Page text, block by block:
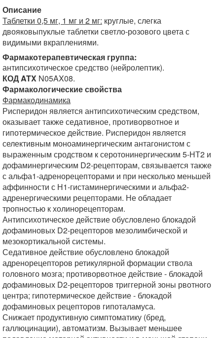
Описание
Таблетки 0,5 мг, 1 мг и 2 мг: круглые, слегка
двояковыпуклые таблетки светло-розового цвета с
видимыми вкраплениями.
Фармакотерапевтическая группа:
антипсихотическое средство (нейролептик).
КОД ATX N05AX08.
Фармакологические свойства
Фармакодинамика
Рисперидон является антипсихотическим средством,
оказывает также седативное, противорвотное и
гипотермическое действие. Рисперидон является
селективным моноаминергическим антагонистом с
выраженным сродством к серотонинергическим 5-НТ2 и
дофаминергическим D2-рецепторам, связывается также
с альфа1-адренорецепторами и при несколько меньшей
аффинности с Н1-гистаминергическими и альфа2-
адренергическими рецепторами. Не обладает
тропностью к холинорецепторам.
Антипсихотическое действие обусловлено блокадой
дофаминовых D2-рецепторов мезолимбической и
мезокортикальной системы.
Седативное действие обусловлено блокадой
адренорецепторов ретикулярной формации ствола
головного мозга; противорвотное действие - блокадой
дофаминовых D2-рецепторов триггерной зоны рвотного
центра; гипотермическое действие - блокадой
дофаминовых рецепторов гипоталамуса.
Снижает продуктивную симптоматику (бред,
галлюцинации), автоматизм. Вызывает меньшее